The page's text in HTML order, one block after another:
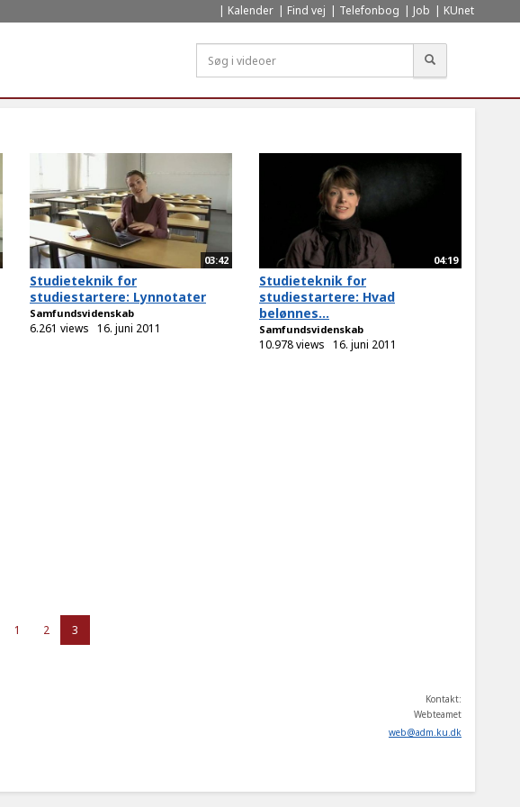
Kalender Find vej Telefonbog Job KUnet
03:42
Studieteknik for
studiestartere: Lynnotater
Samfundsvidenskab
6.261 views 16. juni 2011
04:19
Studieteknik for
studiestartere: Hvad
belønnes...
Samfundsvidenskab
10.978 views 16. juni 2011
1 2 3
Kontakt:
Webteamet
web@adm.ku.dk